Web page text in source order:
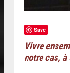
Save
Vivre
notre cas, à